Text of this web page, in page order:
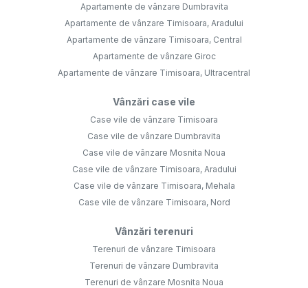
Apartamente de vânzare Dumbravita
Apartamente de vânzare Timisoara, Aradului
Apartamente de vânzare Timisoara, Central
Apartamente de vânzare Giroc
Apartamente de vânzare Timisoara, Ultracentral
Vânzări case vile
Case vile de vânzare Timisoara
Case vile de vânzare Dumbravita
Case vile de vânzare Mosnita Noua
Case vile de vânzare Timisoara, Aradului
Case vile de vânzare Timisoara, Mehala
Case vile de vânzare Timisoara, Nord
Vânzări terenuri
Terenuri de vânzare Timisoara
Terenuri de vânzare Dumbravita
Terenuri de vânzare Mosnita Noua